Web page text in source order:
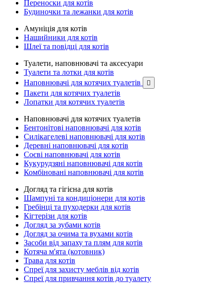
Переноски для котів
Будиночки та лежанки для котів
Амуніція для котів
Нашийники для котів
Шлеї та повідці для котів
Туалети, наповнювачі та аксесуари
Туалети та лотки для котів
Наповнювачі для котячих туалетів

Пакети для котячих туалетів
Лопатки для котячих туалетів
Наповнювачі для котячих туалетів
Бентонітові наповнювачі для котів
Силікагелеві наповнювачі для котів
Деревні наповнювачі для котів
Соєві наповнювачі для котів
Кукурудзяні наповнювачі для котів
Комбіновані наповнювачі для котів
Догляд та гігієна для котів
Шампуні та кондиціонери для котів
Гребінці та пуходерки для котів
Кігтерізи для котів
Догляд за зубами котів
Догляд за очима та вухами котів
Засоби від запаху та плям для котів
Котяча м'ята (котовник)
Трава для котів
Спреї для захисту меблів від котів
Спреї для привчання котів до туалету